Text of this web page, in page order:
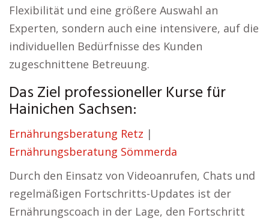
Flexibilität und eine größere Auswahl an
Experten, sondern auch eine intensivere, auf die
individuellen Bedürfnisse des Kunden
zugeschnittene Betreuung.
Das Ziel professioneller Kurse für
Hainichen Sachsen:
Ernährungsberatung Retz |
Ernährungsberatung Sömmerda
Durch den Einsatz von Videoanrufen, Chats und
regelmäßigen Fortschritts-Updates ist der
Ernährungscoach in der Lage, den Fortschritt